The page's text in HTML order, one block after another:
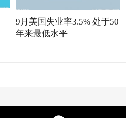
9月美国失业率3.5% 处于50
年来最低水平